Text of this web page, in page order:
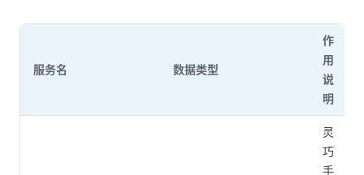
服务名 数据类型
作
用
说
明
灵
巧
手